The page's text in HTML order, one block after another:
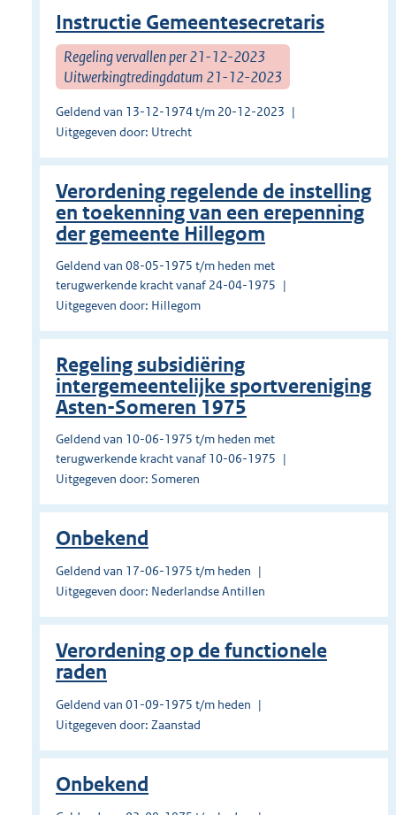
Instructie Gemeentesecretaris
Regeling vervallen per 21-12-2023
Uitwerkingtredingdatum 21-12-2023
Geldend van 13-12-1974 t/m 20-12-2023
Uitgegeven door: Utrecht
Verordening regelende de instelling
en toekenning van een erepenning
der gemeente Hillegom
Geldend van 08-05-1975 t/m heden met
terugwerkende kracht vanaf 24-04-1975
Uitgegeven door: Hillegom
Regeling subsidiëring
intergemeentelijke sportvereniging
Asten-Someren 1975
Geldend van 10-06-1975 t/m heden met
terugwerkende kracht vanaf 10-06-1975
Uitgegeven door: Someren
Onbekend
Geldend van 17-06-1975 t/m heden
Uitgegeven door: Nederlandse Antillen
Verordening op de functionele
raden
Geldend van 01-09-1975 t/m heden
Uitgegeven door: Zaanstad
Onbekend